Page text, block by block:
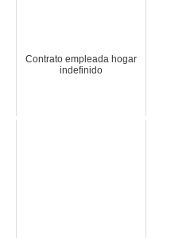
Contrato empleada hogar
indefinido